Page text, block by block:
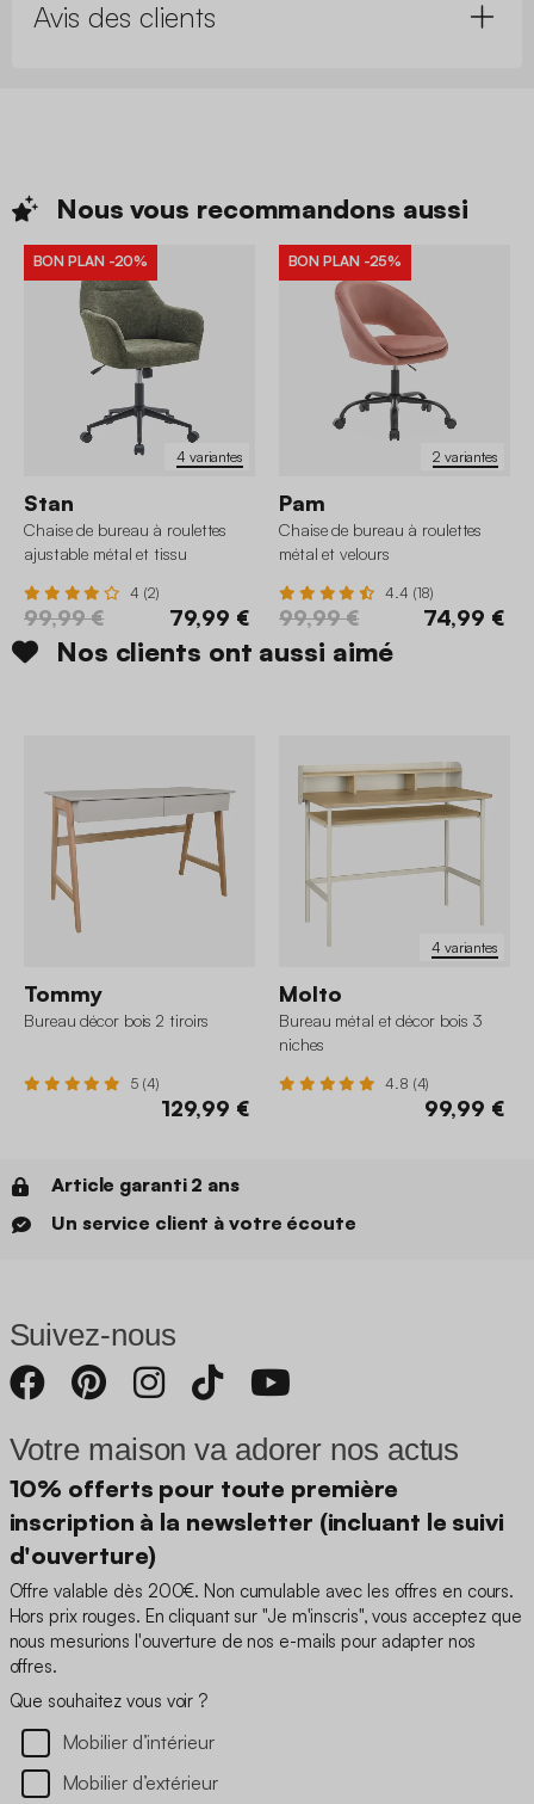
Avis des clients
Nous vous recommandons aussi
4 variantes
BON PLAN -20%
Stan
Chaise de bureau à roulettes
ajustable métal et tissu
4 (2)
99,99 € 79,99 €
2 variantes
BON PLAN -25%
Pam
Chaise de bureau à roulettes
métal et velours
4.4 (18)
99,99 € 74,99 €
Nos clients ont aussi aimé
Tommy
Bureau décor bois 2 tiroirs
5 (4)
129,99 €
4 variantes
Molto
Bureau métal et décor bois 3
niches
4.8 (4)
99,99 €
Article garanti 2 ans
Un service client à votre écoute
Suivez-nous
Votre maison va adorer nos actus
10% offerts pour toute première
inscription à la newsletter (incluant le suivi
d'ouverture)
Offre valable dès 200€. Non cumulable avec les offres en cours.
Hors prix rouges. En cliquant sur "Je m'inscris", vous acceptez que
nous mesurions l'ouverture de nos e-mails pour adapter nos
offres.
Que souhaitez vous voir ?
Mobilier d’intérieur
Mobilier d’extérieur